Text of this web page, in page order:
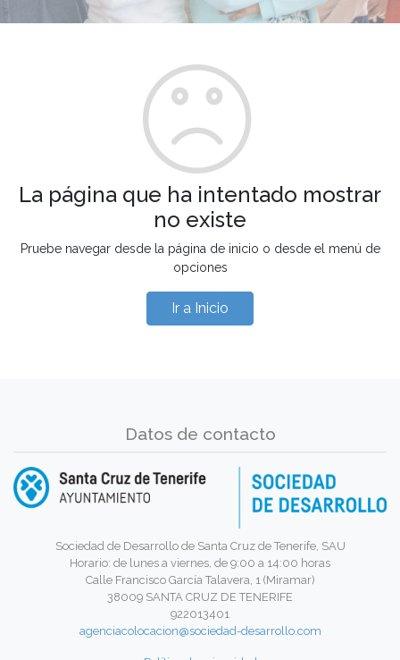
La página que ha intentado mostrar
no existe
Pruebe navegar desde la página de inicio o desde el menú de
opciones
Ir a Inicio
Datos de contacto
Sociedad de Desarrollo de Santa Cruz de Tenerife, SAU
Horario: de lunes a viernes, de 9:00 a 14:00 horas
Calle Francisco García Talavera, 1 (Miramar)
38009 SANTA CRUZ DE TENERIFE
922013401
agenciacolocacion@sociedad-desarrollo.com